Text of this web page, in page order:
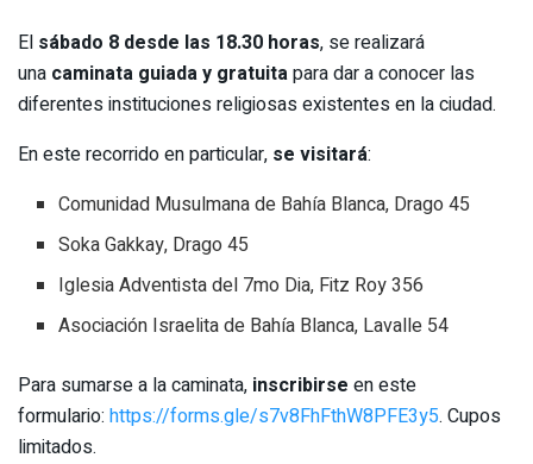
El sábado 8 desde las 18.30 horas, se realizará
una caminata guiada y gratuitapara dar a conocer las
diferentes instituciones religiosas existentes en la ciudad.
En este recorrido en particular, se visitará:
Comunidad Musulmana de Bahía Blanca, Drago 45
Soka Gakkay, Drago 45
Iglesia Adventista del 7mo Dia, Fitz Roy 356
Asociación Israelita de Bahía Blanca, Lavalle 54
Para sumarse a la caminata, inscribirse en este
formulario: https://forms.gle/s7v8FhFthW8PFE3y5. Cupos
limitados.